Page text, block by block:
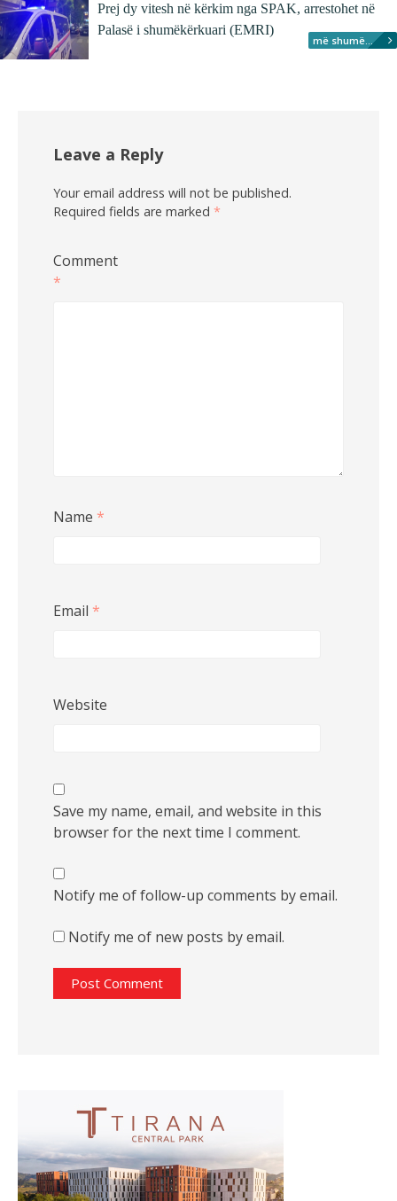
Prej dy vitesh në kërkim nga SPAK, arrestohet në
Palasë i shumëkërkuari (EMRI)
më shumë...
Leave a Reply
Your email address will not be published.
Required fields are marked *
Comment
*
Name *
Email *
Website
Save my name, email, and website in this
browser for the next time I comment.
Notify me of follow-up comments by email.
Notify me of new posts by email.